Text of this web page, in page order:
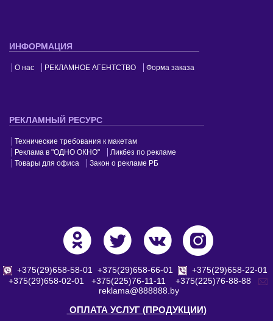
ИНФОРМАЦИЯ
О нас РЕКЛАМНОЕ АГЕНТСТВО Форма заказа
РЕКЛАМНЫЙ РЕСУРС
Технические требования к макетам
Реклама в "ОДНО ОКНО"
Ликбез по рекламе
Товары для офиса
Закон о рекламе РБ
+375(29)658-58-01 +375(29)658-66-01
+375(29)658-22-01
+375(29)658-02-01
+375(225)76-11-11
+375(225)76-88-88
reklama@888888.by
ОПЛАТА УСЛУГ (ПРОДУКЦИИ)